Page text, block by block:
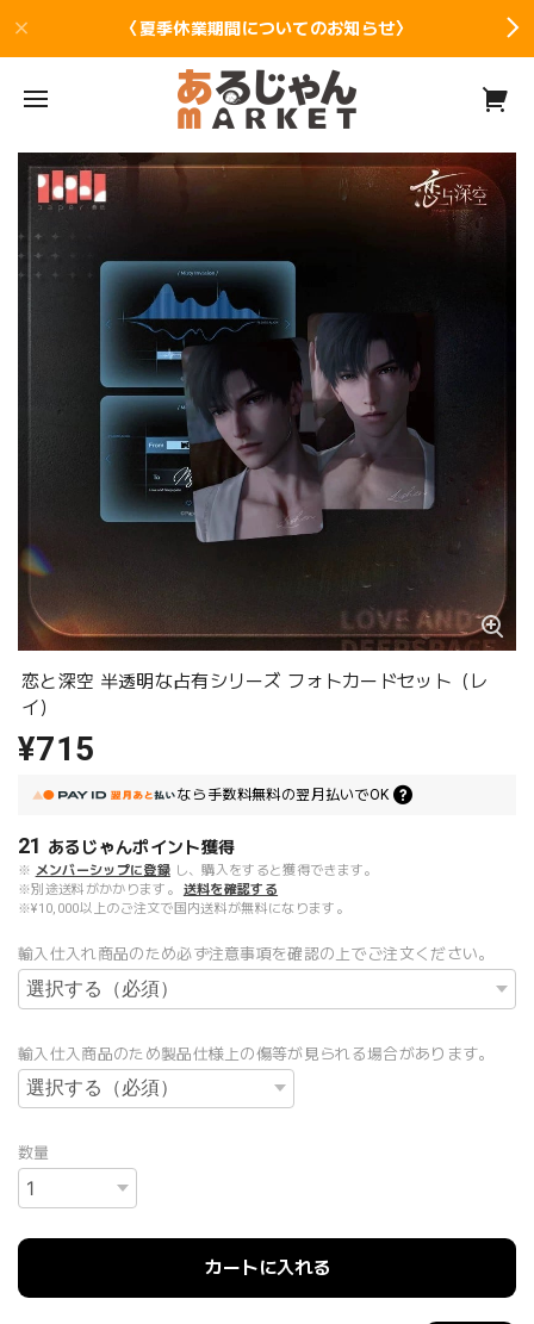
〈夏季休業期間についてのお知らせ〉
恋と深空 半透明な占有シリーズ フォトカードセット（レ
イ）
¥715
なら 手数料無料の翌月払いでOK
21 あるじゃんポイント獲得
※ メンバーシップに登録 し、購入をすると獲得できます。
※別途送料がかかります。
送料を確認する
※¥10,000以上のご注文で国内送料が無料になります。
輸入仕入れ商品のため必ず注意事項を確認の上でご注文ください。
輸入仕入商品のため製品仕様上の傷等が見られる場合があります。
数量
カートに入れる